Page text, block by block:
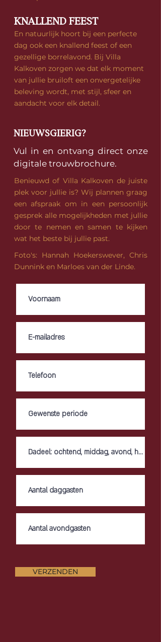
KNALLEND FEEST
En natuurlijk hoort bij een perfecte
dag ook een knallend feest of een
gezellige borrelavond. Bij Villa
Kalkoven zorgen we dat elk moment
van jullie bruiloft een onvergetelijke
beleving wordt, met stijl, sfeer en
aandacht voor elk detail.
NIEUWSGIERIG?
Vul in en ontvang direct onze
digitale trouwbrochure.
Benieuwd of Villa Kalkoven de juiste
plek voor jullie is? Wij plannen graag
een afspraak om in een persoonlijk
gesprek alle mogelijkheden met jullie
door te nemen en samen te kijken
wat het beste bij jullie past.
Foto's: Hannah Hoekerswever, Chris
Dunnink en ​Marloes van der Linde.
VERZENDEN